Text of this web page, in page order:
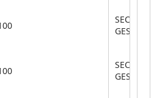
SEC. DE
GESTÃO
SEC. DE
GESTÃO